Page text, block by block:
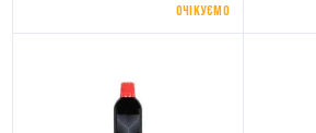
ОЧІКУЄМО